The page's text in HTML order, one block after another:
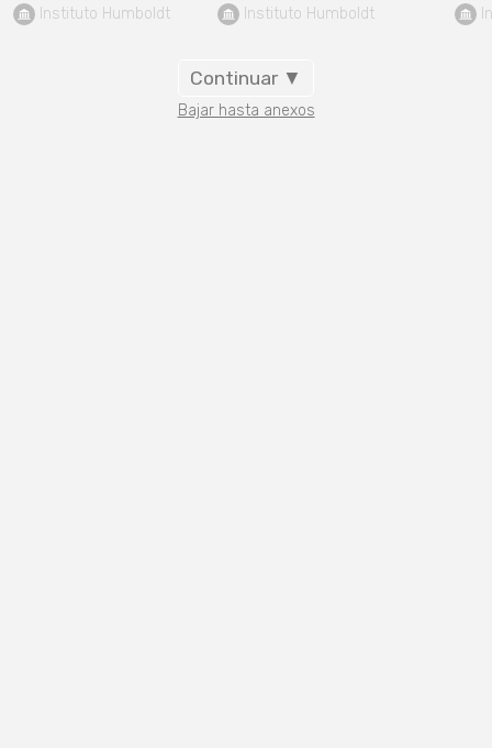
Instituto Humboldt Instituto Humboldt
Continuar ▼
Bajar hasta anexos